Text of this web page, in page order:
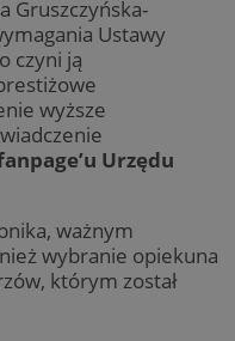
Gruszczyńska-
Ustawy
czyni ją
wyższe
Urzędu
ważnym
wybranie opiekuna
którym został